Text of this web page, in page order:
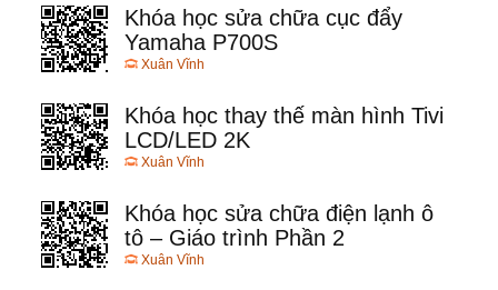
Khóa học sửa chữa cục đẩy
Yamaha P700S
Xuân Vĩnh
Khóa học thay thế màn hình Tivi
LCD/LED 2K
Xuân Vĩnh
Khóa học sửa chữa điện lạnh ô
tô – Giáo trình Phần 2
Xuân Vĩnh